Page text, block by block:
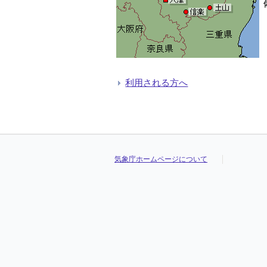
利用される方へ
気象庁ホームページについて